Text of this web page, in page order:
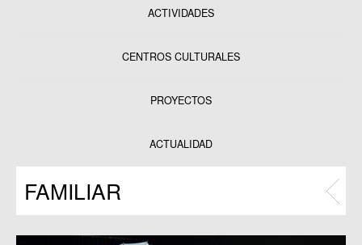
ACTIVIDADES
CENTROS CULTURALES
PROYECTOS
Programas
ACTUALIDAD
FAMILIAR